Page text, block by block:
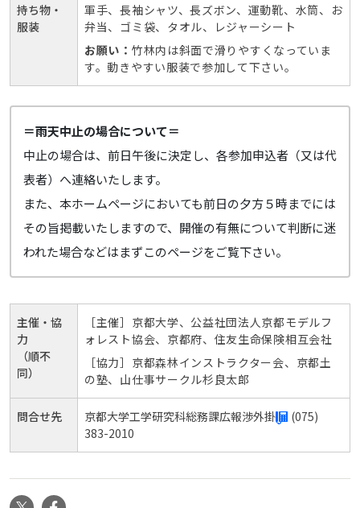
持ち物・
服装
軍手、長袖シャツ、長ズボン、運動靴、水筒、お
弁当、ゴミ袋、タオル、レジャーシート
お願い： 竹林内は斜面で滑りやすくなっていま
す。動きやすい服装で参加して下さい。
＝雨天中止の場合について＝
中止の場合は、前日午後に決定し、各参加申込者（又は代
表者）へ連絡いたします。
また、本ホームページにおいても前日の夕方５時までには
その旨掲載いたしますので、開催の有無について判断に迷
われた場合などはまずこのページをご覧下さい。
主催・協
力
（順不
同）
［主催］京都大学、公益社団法人京都モデルフ
ォレスト協会、京都府、住友生命保険相互会社
［協力］京都森林インストラクター会、京都土
の塾、山仕事サークル杉良太郎
問合せ先 京都大学工学研究科総務課広報渉外掛
(075)
383-2010